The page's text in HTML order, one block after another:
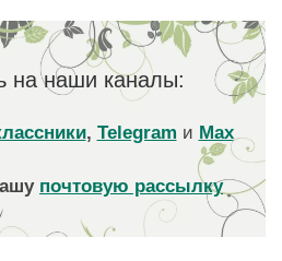
на наши каналы:
, Telegram и Max
почтовую рассылку